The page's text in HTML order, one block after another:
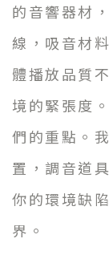
的音響器材
線，吸音材
體播放品質
境的緊張度
們的重點。
置，調音道
你的環境缺
界。